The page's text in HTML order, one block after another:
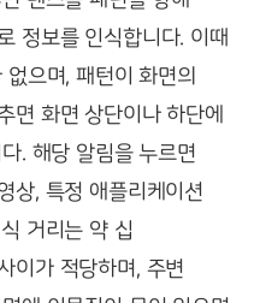
정보를 인식합니다. 이때
으며, 패턴이 화면의
면 화면 상단이나 하단에
. 해당 알림을 누르면
상, 특정 애플리케이션
거리는 약 십
이가 적당하며, 주변